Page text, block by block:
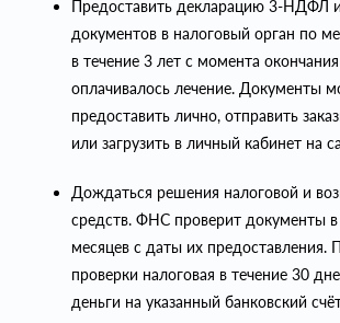
Предоставить декларацию 3-НДФЛ
документов в налоговый орган по
в течение 3 лет с момента
оплачивалось лечение. Документы
предоставить лично, отправить
или загрузить в личный кабинет на
Дождаться решения налоговой и
средств. ФНС проверит документы в
месяцев с даты их предоставления.
проверки налоговая в течение 30
деньги на указанный банковский